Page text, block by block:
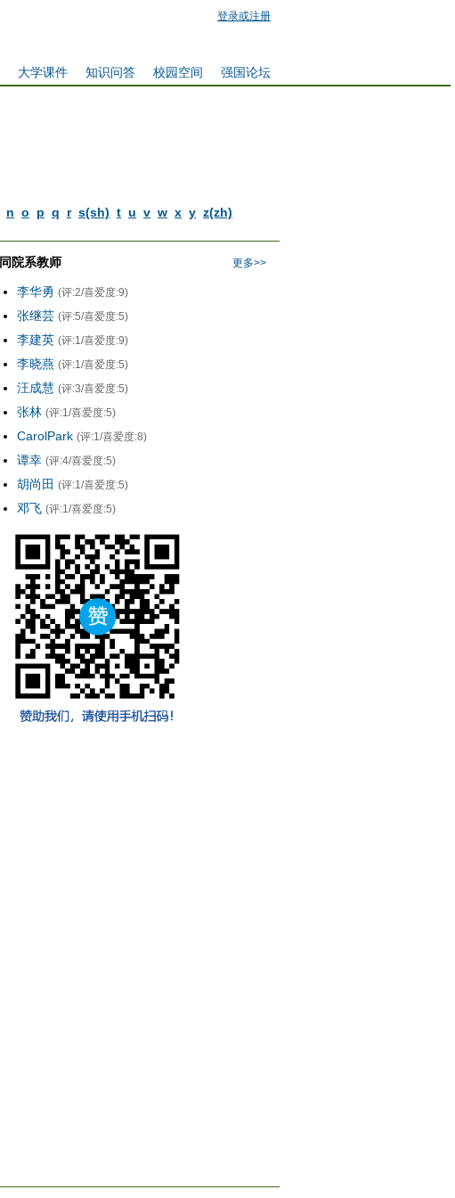
登录或注册
强国论坛
校园空间
知识问答
大学课件
n o p q r s(sh) t u v w x y z(zh)
更多>>
同院系教师
李华勇 (评:2/喜爱度:9)
张继芸 (评:5/喜爱度:5)
李建英 (评:1/喜爱度:9)
李晓燕 (评:1/喜爱度:5)
汪成慧 (评:3/喜爱度:5)
张林 (评:1/喜爱度:5)
CarolPark (评:1/喜爱度:8)
谭幸 (评:4/喜爱度:5)
胡尚田 (评:1/喜爱度:5)
邓飞 (评:1/喜爱度:5)